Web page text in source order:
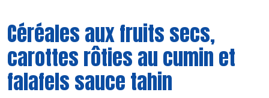
Céréales aux fruits secs,
carottes rôties au cumin et
falafels sauce tahin